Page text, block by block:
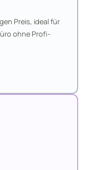
Preis, ideal für
ohne Profi-